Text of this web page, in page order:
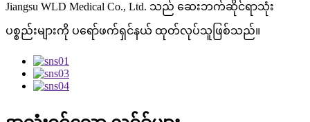
Jiangsu WLD Medical Co., Ltd. သည် ဆေးဘက်ဆိုင်ရာသုံး
ပစ္စည်းများကို ပရော်ဖက်ရှင်နယ် ထုတ်လုပ်သူဖြစ်သည်။